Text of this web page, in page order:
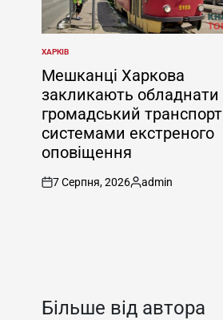
ОПУБЛІКУВАТИ
У
ХАРКІВ
Мешканці Харкова
закликають обладнати
громадський транспорт
системами екстреного
оповіщення
on
7 Серпня, 2026
Опубліковано
admin
Більше від автора